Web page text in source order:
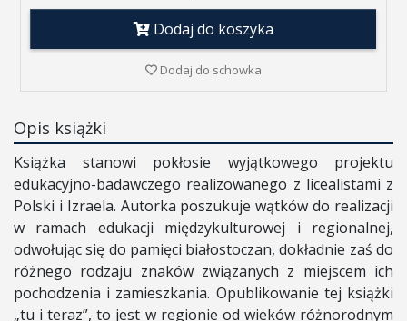
Dodaj do koszyka
Dodaj do schowka
Opis książki
Książka stanowi pokłosie wyjątkowego projektu
edukacyjno-badawczego realizowanego z licealistami z
Polski i Izraela. Autorka poszukuje wątków do realizacji
w ramach edukacji międzykulturowej i regionalnej,
odwołując się do pamięci białostoczan, dokładnie zaś do
różnego rodzaju znaków związanych z miejscem ich
pochodzenia i zamieszkania. Opublikowanie tej książki
„tu i teraz”, to jest w regionie od wieków różnorodnym